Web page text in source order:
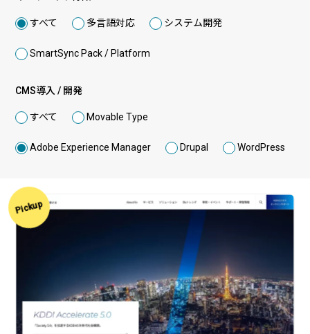
Contact
お問い合わせ
企業様に合わせたCMS Platformを提供することでビジネスを加
2026/08/04 自己紹介
すべて 多言語対応 システム開発
SmartSync Pack / Platform
CMS導入 / 開発
すべて Movable Type
Adobe Experience Manager Drupal WordPress
Pickup